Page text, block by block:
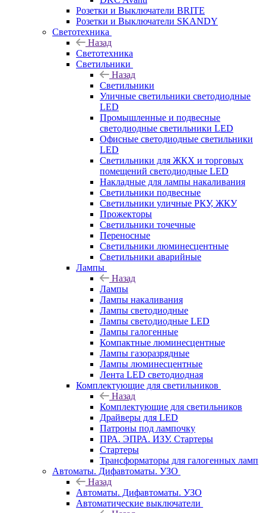
Розетки и Выключатели BRITE
Розетки и Выключатели SKANDY
Светотехника
Назад
Светотехника
Светильники
Назад
Светильники
Уличные светильники светодиодные
LED
Промышленные и подвесные
светодиодные светильники LED
Офисные светодиодные светильники
LED
Светильники для ЖКХ и торговых
помещений светодиодные LED
Накладные для лампы накаливания
Светильники подвесные
Светильники уличные РКУ, ЖКУ
Прожекторы
Cветильники точечные
Переносные
Светильники люминесцентные
Светильники аварийные
Лампы
Назад
Лампы
Лампы накаливания
Лампы светодиодные
Лампы светодиодные LED
Лампы галогенные
Компактные люминесцентные
Лампы газоразрядные
Лампы люминесцентные
Лента LED светодиодная
Комплектующие для светильников
Назад
Комплектующие для светильников
Драйверы для LED
Патроны под лампочку
ПРА. ЭПРА. ИЗУ. Стартеры
Стартеры
Трансформаторы для галогенных ламп
Автоматы. Дифавтоматы. УЗО
Назад
Автоматы. Дифавтоматы. УЗО
Автоматические выключатели